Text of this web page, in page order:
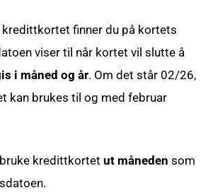
finner du på kortets
viser til når kortet vil slutte å
i måned og år. Om det står 02/26,
kan brukes til og med februar
bruke kredittkortetut måneden som